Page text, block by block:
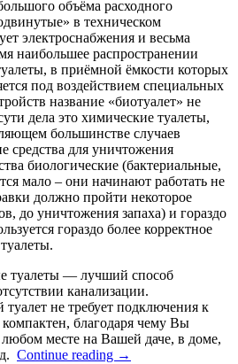
объёма расходного
в техническом
электроснабжения и весьма
наибольшее распространении
в приёмной ёмкости которых
под воздействием специальных
название «биотуалет» не
дела это химические туалеты,
большинстве случаев
средства для уничтожения
биологические (бактериальные,
мало – они начинают работать не
должно пройти некоторое
до уничтожения запаха) и гораздо
гораздо более корректное
туалеты — лучший способ
канализации.
не требует подключения к
благодаря чему Вы
месте на Вашей даче, в доме,
Continue reading →